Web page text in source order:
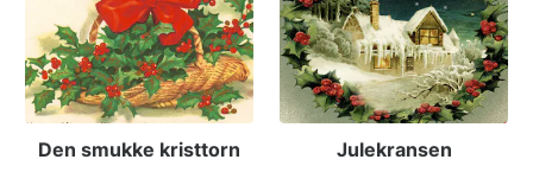
Den smukke kristtorn Julekransen